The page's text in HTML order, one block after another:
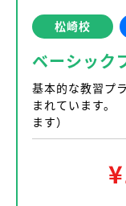
松崎校
ベーシック
基本的な教習プ
まれています。
ます）